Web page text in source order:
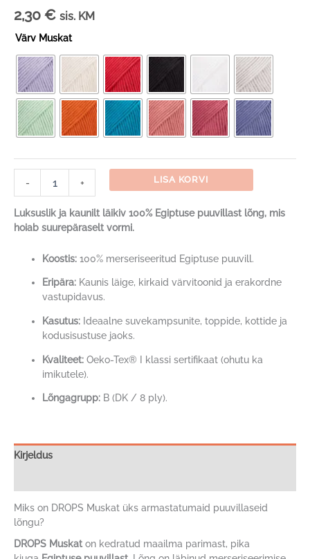
2,30 € sis. KM
Värv Muskat
- + LISA KORVI
Luksuslik ja kaunilt läikiv 100% Egiptuse puuvillast lõng, mis
hoiab suurepäraselt vormi.
Koostis: 100% merseriseeritud Egiptuse puuvill.
Eripära: Kaunis läige, kirkaid värvitoonid ja erakordne
vastupidavus.
Kasutus: Ideaalne suvekampsunite, toppide, kottide ja
kodusisustuse jaoks.
Kvaliteet: Oeko-Tex® I klassi sertifikaat (ohutu ka
imikutele).
Lõngagrupp: B (DK / 8 ply).
Kirjeldus
Miks on DROPS Muskat üks armastatumaid puuvillaseid
lõngu?
DROPS Muskat on kedratud maailma parimast, pika